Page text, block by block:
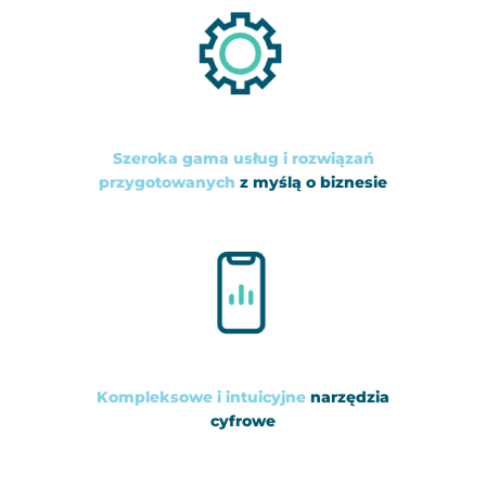
Szeroka gama usług i rozwiązań
przygotowanych z myślą o biznesie
Kompleksowe i intuicyjne narzędzia
cyfrowe